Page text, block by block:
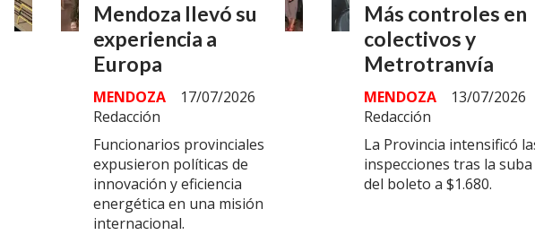
Mendoza llevó su
experiencia a
Europa
Redacción
MENDOZA 17/07/2026
Funcionarios provinciales
expusieron políticas de
innovación y eficiencia
energética en una misión
internacional.
Más controles en
colectivos y
Metrotranvía
Redacción
MENDOZA 13/07/2026
La Provincia intensificó
inspecciones tras la suba
del boleto a $1.680.